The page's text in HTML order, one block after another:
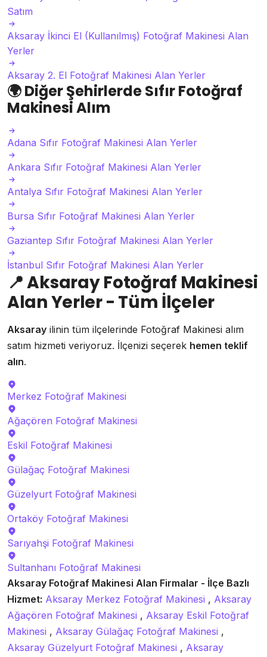
Satım
Aksaray İkinci El (Kullanılmış) Fotoğraf Makinesi Alan
Yerler
Aksaray 2. El Fotoğraf Makinesi Alan Yerler
🌍Diğer Şehirlerde Sıfır Fotoğraf
Makinesi Alım
Adana Sıfır Fotoğraf Makinesi Alan Yerler
Ankara Sıfır Fotoğraf Makinesi Alan Yerler
Antalya Sıfır Fotoğraf Makinesi Alan Yerler
Bursa Sıfır Fotoğraf Makinesi Alan Yerler
Gaziantep Sıfır Fotoğraf Makinesi Alan Yerler
İstanbul Sıfır Fotoğraf Makinesi Alan Yerler
📍Aksaray Fotoğraf Makinesi
Alan Yerler - Tüm İlçeler
Aksaray ilinin tüm ilçelerinde Fotoğraf Makinesi alım
satım hizmeti veriyoruz. İlçenizi seçerek hemen teklif
alın.
Merkez Fotoğraf Makinesi
Ağaçören Fotoğraf Makinesi
Eskil Fotoğraf Makinesi
Gülağaç Fotoğraf Makinesi
Güzelyurt Fotoğraf Makinesi
Ortaköy Fotoğraf Makinesi
Sarıyahşi Fotoğraf Makinesi
Sultanhanı Fotoğraf Makinesi
Aksaray Fotoğraf Makinesi Alan Firmalar - İlçe Bazlı
Hizmet: Aksaray Merkez Fotoğraf Makinesi , Aksaray
Ağaçören Fotoğraf Makinesi , Aksaray Eskil Fotoğraf
Makinesi , Aksaray Gülağaç Fotoğraf Makinesi ,
Aksaray Güzelyurt Fotoğraf Makinesi , Aksaray